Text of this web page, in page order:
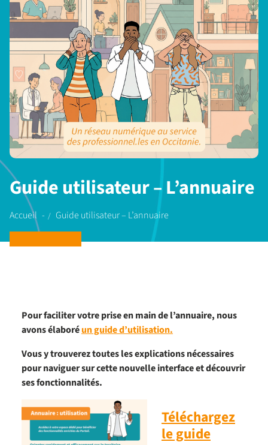
Guide utilisateur – L’annuaire
Accueil Guide utilisateur – L’annuaire
Pour faciliter votre prise en main de l’annuaire, nous
avons élaboréun guide d’utilisation.
Vous y trouverez toutes les explications nécessaires
pour naviguer sur cette nouvelle interface et découvrir
ses fonctionnalités.
Téléchargez
le guide